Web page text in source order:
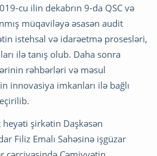
cu ilin dekabrın 9-da QSC və
müqaviləyə əsasən audit
istehsal və idarəetmə prosesləri,
ilə tanış olub. Daha sonra
rəhbərləri və məsul
innovasiya imkanları ilə bağlı
şirkətin Daşkəsən
Filiz Emalı Sahəsinə işgüzar